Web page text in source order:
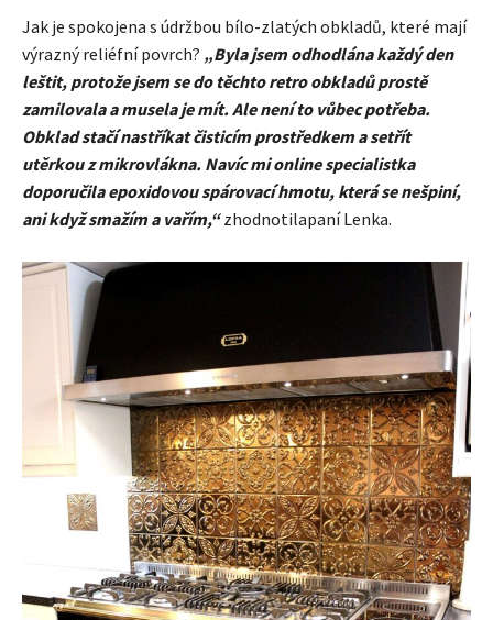
Jak je spokojena s údržbou bílo-zlatých obkladů, které mají
výrazný reliéfní povrch? „Byla jsem odhodlána každý den
leštit, protože jsem se do těchto retro obkladů prostě
zamilovala a musela je mít. Ale není to vůbec potřeba.
Obklad stačí nastříkat čisticím prostředkem a setřít
utěrkou z mikrovlákna. Navíc mi online specialistka
doporučila epoxidovou spárovací hmotu, která se nešpiní,
ani když smažím a vařím,“zhodnotilapaní Lenka.